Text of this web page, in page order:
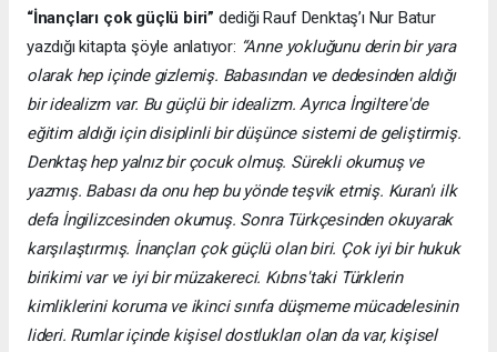
“İnançları çok güçlü biri” dediği Rauf Denktaş’ı Nur Batur
yazdığı kitapta şöyle anlatıyor: “Anne yokluğunu derin bir yara
olarak hep içinde gizlemiş. Babasından ve dedesinden aldığı
bir idealizm var. Bu güçlü bir idealizm. Ayrıca İngiltere'de
eğitim aldığı için disiplinli bir düşünce sistemi de geliştirmiş.
Denktaş hep yalnız bir çocuk olmuş. Sürekli okumuş ve
yazmış. Babası da onu hep bu yönde teşvik etmiş. Kuran'ı ilk
defa İngilizcesinden okumuş. Sonra Türkçesinden okuyarak
karşılaştırmış. İnançları çok güçlü olan biri. Çok iyi bir hukuk
birikimi var ve iyi bir müzakereci. Kıbrıs'taki Türklerin
kimliklerini koruma ve ikinci sınıfa düşmeme mücadelesinin
lideri. Rumlar içinde kişisel dostlukları olan da var, kişisel